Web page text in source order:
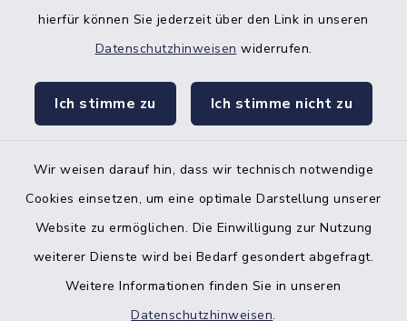
hierfür können Sie jederzeit über den Link in unseren
Datenschutzhinweisen widerrufen.
Ich stimme zu Ich stimme nicht zu
Wir weisen darauf hin, dass wir technisch notwendige
Cookies einsetzen, um eine optimale Darstellung unserer
Website zu ermöglichen. Die Einwilligung zur Nutzung
weiterer Dienste wird bei Bedarf gesondert abgefragt.
Weitere Informationen finden Sie in unseren
Datenschutzhinweisen.
facebook
Bankverbindung der Amtskasse
Barrierefreiheit